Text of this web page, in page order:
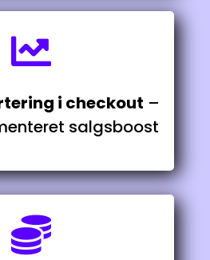

i checkout –
salgsboost
